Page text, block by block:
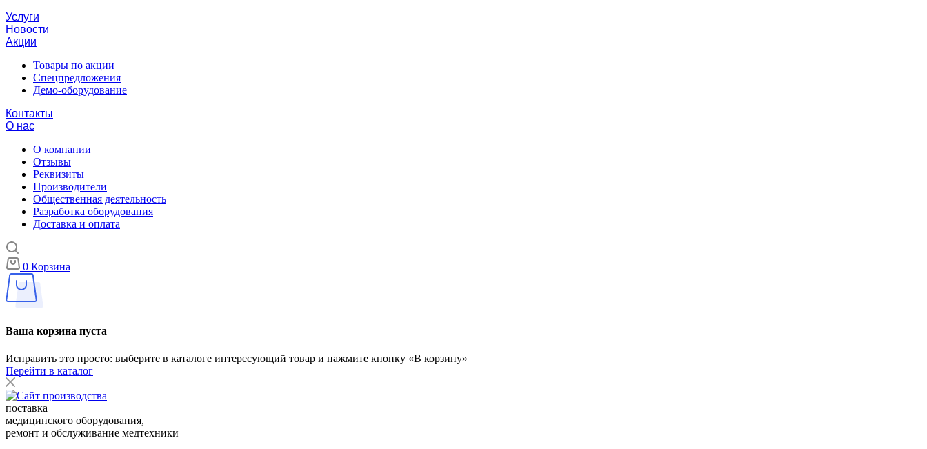
Услуги
Новости
Акции
Товары по акции
Спецпредложения
Демо-оборудование
Контакты
О нас
О компании
Отзывы
Реквизиты
Производители
Общественная деятельность
Разработка оборудования
Доставка и оплата
0 Корзина
Ваша корзина пуста
Исправить это просто: выберите в каталоге интересующий товар и нажмите кнопку «В корзину»
Перейти в каталог
поставка
медицинского оборудования,
ремонт и обслуживание медтехники